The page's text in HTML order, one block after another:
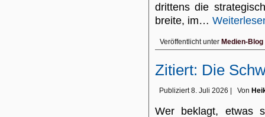
drittens die
breite, im…
Veröffentlicht unter Medien-Blog
Zitiert: Die
Publiziert 8. Juli 2026 Von
Wer beklagt, etwas